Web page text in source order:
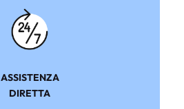
ASSISTENZA
DIRETTA